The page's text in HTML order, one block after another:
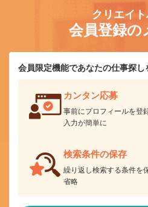
クリエイト
会員登録の
会員限定機能であなたの仕事探し
カンタン応募
事前にプロフィールを登
入力が簡単に
検索条件の保存
繰り返し検索する条件を
省略